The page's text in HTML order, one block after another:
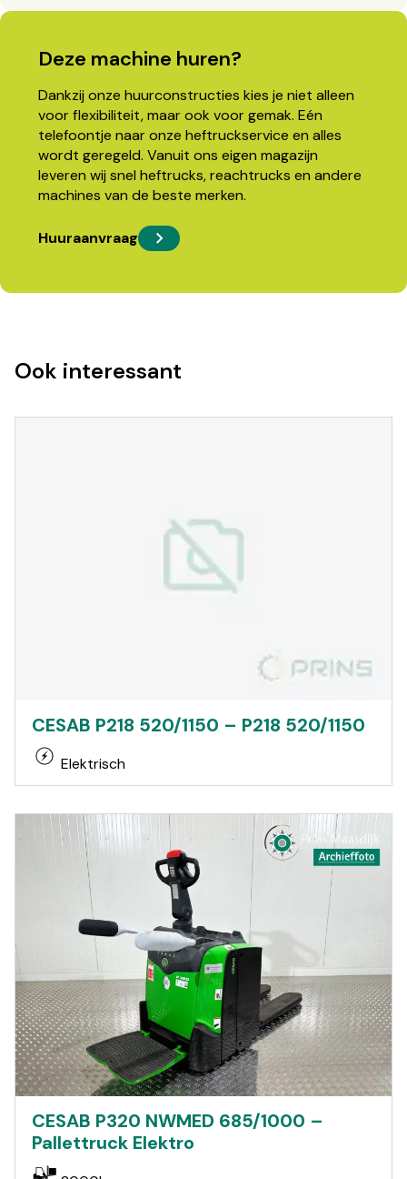
Deze machine huren?
Dankzij onze huurconstructies kies je niet alleen
voor flexibiliteit, maar ook voor gemak. Eén
telefoontje naar onze heftruckservice en alles
wordt geregeld. Vanuit ons eigen magazijn
leveren wij snel heftrucks, reachtrucks en andere
machines van de beste merken.
Huuraanvraag
Ook interessant
CESAB P218 520/1150 – P218 520/1150
Elektrisch
CESAB P320 NWMED 685/1000 –
Pallettruck Elektro